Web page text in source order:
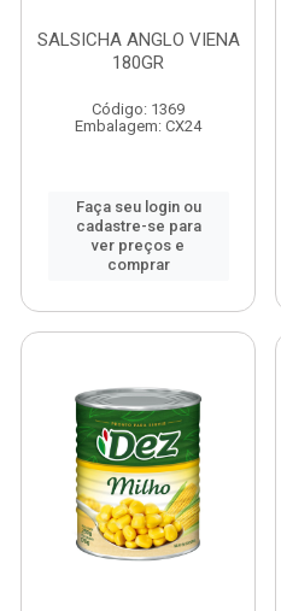
SALSICHA ANGLO VIENA
180GR
Código: 1369
Embalagem: CX24
Faça seu login ou
cadastre-se para
ver preços e
comprar